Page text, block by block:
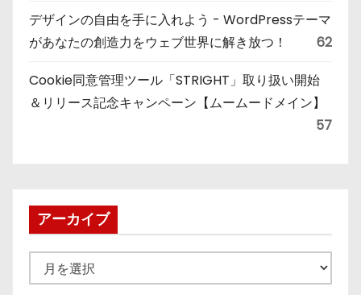
デザインの自由を手に入れよう - WordPressテーマ
があなたの創造力をウェブ世界に解き放つ！
62
Cookie同意管理ツール「STRIGHT」取り扱い開始
＆リリース記念キャンペーン【ムームードメイン】
57
アーカイブ
ー